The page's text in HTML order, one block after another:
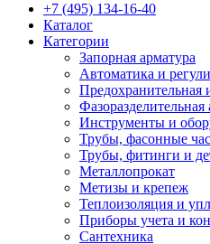
+7 (495) 134-16-40
Каталог
Категории
Запорная арматура
Автоматика и
Предохранительная
Фазоразделительная
Инструменты и
Трубы, фасонные
Трубы, фитинги и
Металлопрокат
Метизы и крепеж
Теплоизоляция и
Приборы учета и
Сантехника